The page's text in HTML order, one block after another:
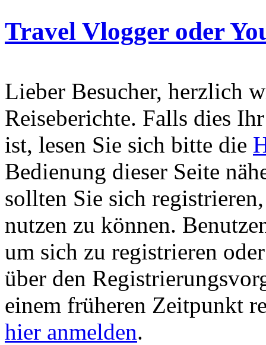
Travel Vlogger oder
Lieber Besucher, herzlich
Reiseberichte. Falls dies
ist, lesen Sie sich bitte die
Bedienung dieser Seite
sollten Sie sich
nutzen zu können.
um sich zu registrieren
über den
einem früheren Zeitpunkt
hier anmelden.